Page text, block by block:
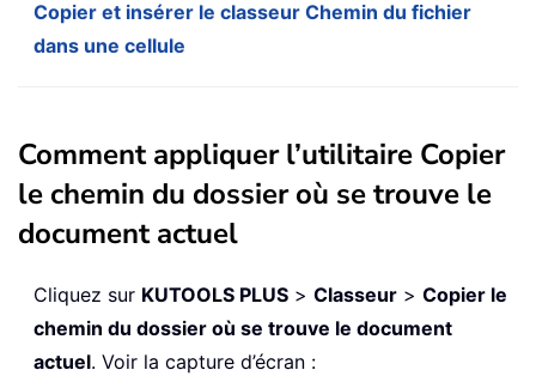
Copier et insérer le classeur Chemin du fichier
dans une cellule
Comment appliquer l’utilitaire Copier
le chemin du dossier où se trouve le
document actuel
Cliquez sur KUTOOLS PLUS > Classeur > Copier le
chemin du dossier où se trouve le document
actuel. Voir la capture d’écran :